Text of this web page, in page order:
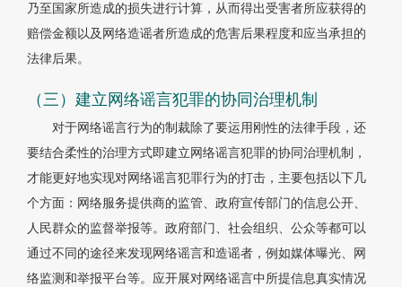
乃至国家所造成的损失进行计算，从而得出受害者所应获得的
赔偿金额以及网络造谣者所造成的危害后果程度和应当承担的
法律后果。
（三）建立网络谣言犯罪的协同治理机制
对于网络谣言行为的制裁除了要运用刚性的法律手段，还
要结合柔性的治理方式即建立网络谣言犯罪的协同治理机制，
才能更好地实现对网络谣言犯罪行为的打击，主要包括以下几
个方面：网络服务提供商的监管、政府宣传部门的信息公开、
人民群众的监督举报等。政府部门、社会组织、公众等都可以
通过不同的途径来发现网络谣言和造谣者，例如媒体曝光、网
络监测和举报平台等。应开展对网络谣言中所提信息真实情况